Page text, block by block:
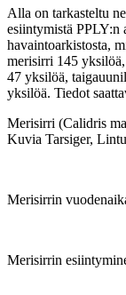
Alla on tarkasteltu
esiintymistä PPLY:n
havaintoarkistosta,
merisirri 145
47 yksilöä,
yksilöä. Tiedot
Merisirri (Calidris
Kuvia Tarsiger,
Merisirrin
Merisirrin